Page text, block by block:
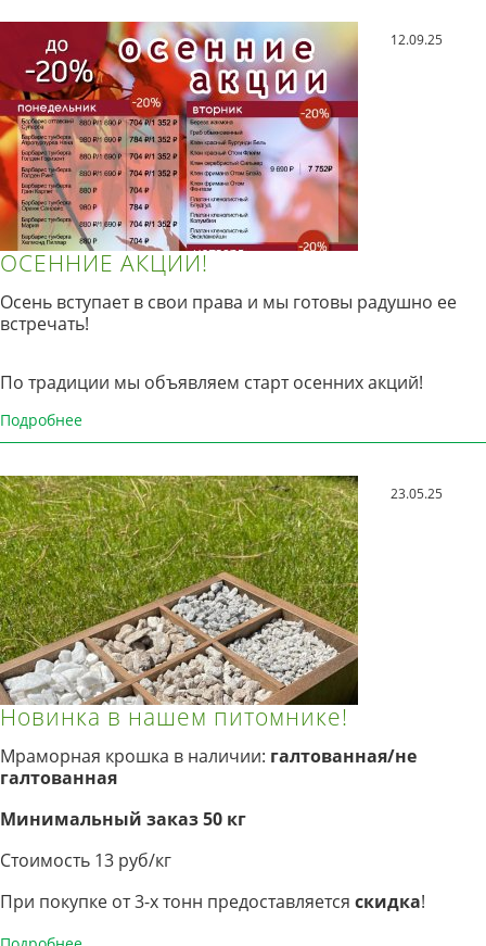
12.09.25
ОСЕННИЕ АКЦИИ!
Осень вступает в свои права и мы готовы радушно ее
встречать!
По традиции мы объявляем старт осенних акций!
Подробнее
23.05.25
Новинка в нашем питомнике!
Мраморная крошка в наличии: галтованная/не
галтованная
Минимальный заказ 50 кг
Стоимость 13 руб/кг
При покупке от 3-х тонн предоставляется скидка!